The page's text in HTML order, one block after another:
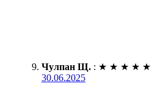
Чулпан Щ. : ★ ★ ★ ★ ★
30.06.2025